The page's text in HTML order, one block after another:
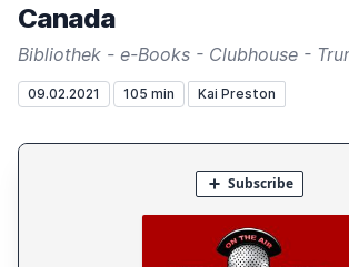
Canada
09.02.2021 105 min Kai Preston